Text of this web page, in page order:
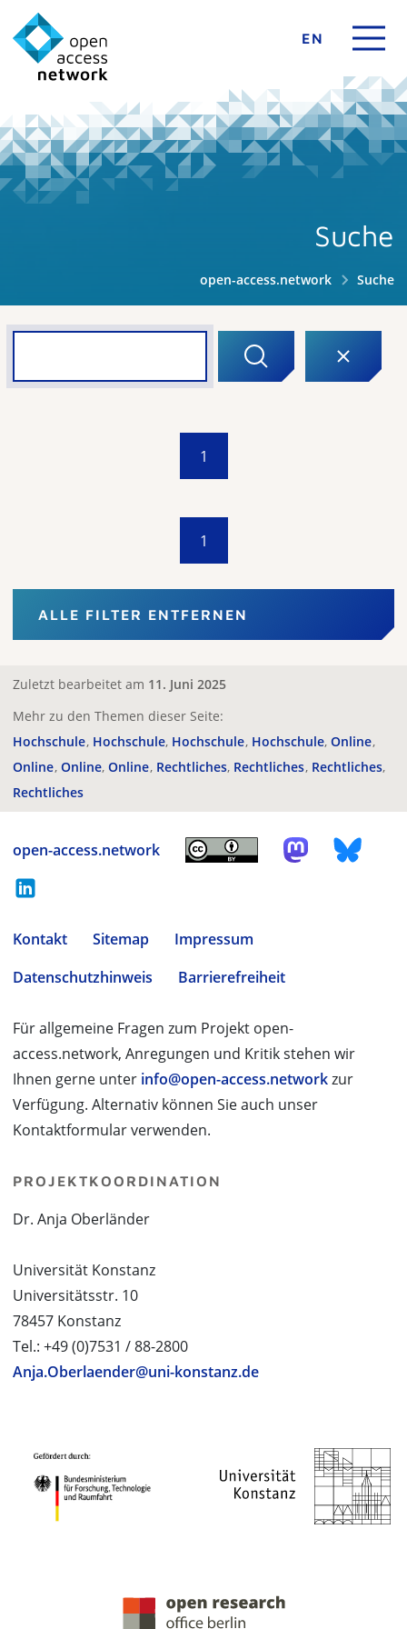
EN
Suche
open-access.network Suche
1
1
ALLE FILTER ENTFERNEN
Zuletzt bearbeitet am 11. Juni 2025
Mehr zu den Themen dieser Seite:
Hochschule Hochschule Hochschule Hochschule Online
Online Online Online Rechtliches Rechtliches Rechtliches
Rechtliches
open-access.network
Kontakt Sitemap
Impressum
Datenschutzhinweis
Barrierefreiheit
Für allgemeine Fragen zum Projekt open-
access.network, Anregungen und Kritik stehen wir
Ihnen gerne unter info@open-access.networkzur
Verfügung. Alternativ können Sie auch unser
Kontaktformular verwenden.
PROJEKTKOORDINATION
Dr. Anja Oberländer
Universität Konstanz
Universitätsstr. 10
78457 Konstanz
Tel.: +49 (0)7531 / 88-2800
Anja.Oberlaender@uni-konstanz.de